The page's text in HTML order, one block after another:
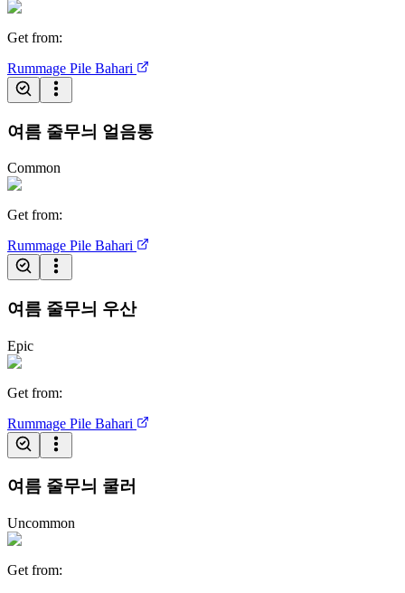
Get from:
Rummage Pile Bahari
여름 줄무늬 얼음통
Common
Get from:
Rummage Pile Bahari
여름 줄무늬 우산
Epic
Get from:
Rummage Pile Bahari
여름 줄무늬 쿨러
Uncommon
Get from: